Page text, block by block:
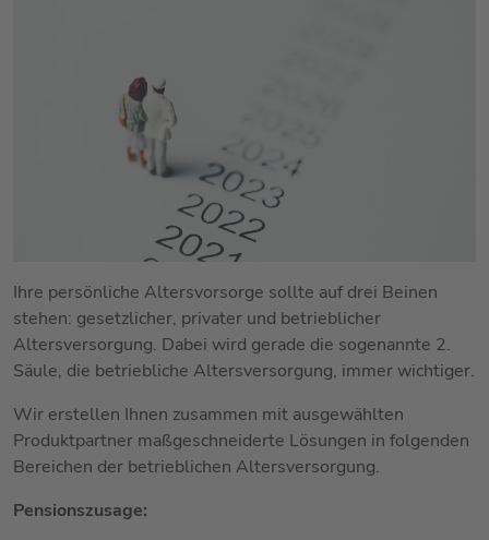
Ihre persönliche Altersvorsorge sollte auf drei Beinen
stehen: gesetzlicher, privater und betrieblicher
Altersversorgung. Dabei wird gerade die sogenannte 2.
Säule, die betriebliche Altersversorgung, immer wichtiger.
Wir erstellen Ihnen zusammen mit ausgewählten
Produktpartner maßgeschneiderte Lösungen in folgenden
Bereichen der betrieblichen Altersversorgung.
Pensionszusage: